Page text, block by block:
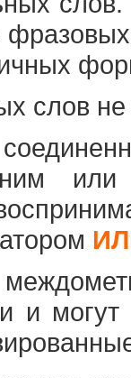
слов
или
и могут